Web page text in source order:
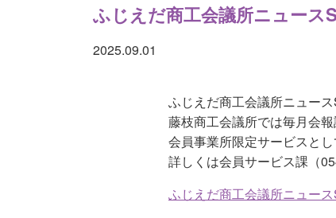
ふじえだ商工会議所ニュース
2025.09.01
ふじえだ商工会議所ニュー
藤枝商工会議所では毎月会
会員事業所限定サービスと
詳しくは会員サービス課（
ふじえだ商工会議所ニュー